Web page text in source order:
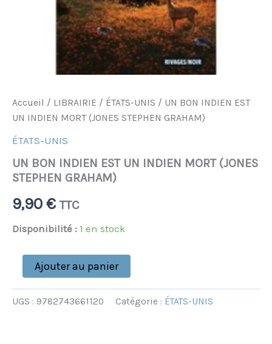
Accueil / LIBRAIRIE / ÉTATS-UNIS / UN BON INDIEN EST
UN INDIEN MORT (JONES STEPHEN GRAHAM)
ÉTATS-UNIS
UN BON INDIEN EST UN INDIEN MORT (JONES
STEPHEN GRAHAM)
9,90 € TTC
Disponibilité : 1 en stock
Ajouter au panier
UGS : 9782743661120 Catégorie : ÉTATS-UNIS